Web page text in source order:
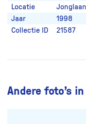
Locatie
Jaar
1998
Collectie ID
21587
Andere foto’s